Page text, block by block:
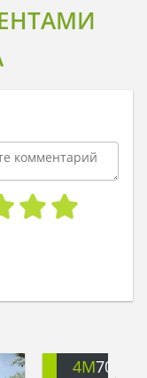
4M708